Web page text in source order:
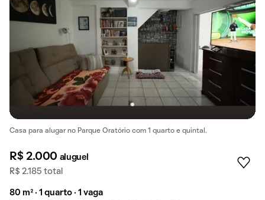
Casa para alugar no Parque Oratório com 1 quarto e quintal.
R$ 2.000 aluguel
R$ 2.185 total
80 m² · 1 quarto · 1 vaga